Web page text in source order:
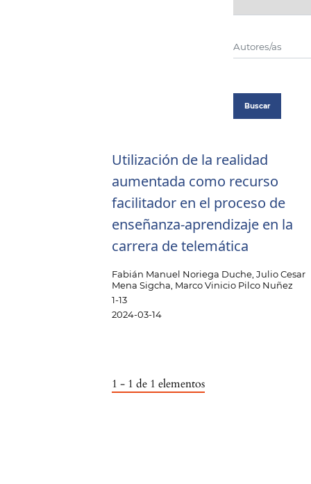
Buscar
Utilización de la realidad
aumentada como recurso
facilitador en el proceso de
enseñanza-aprendizaje en la
carrera de telemática
Fabián Manuel Noriega Duche, Julio Cesar
Mena Sigcha, Marco Vinicio Pilco Nuñez
1-13
2024-03-14
1 - 1 de 1 elementos